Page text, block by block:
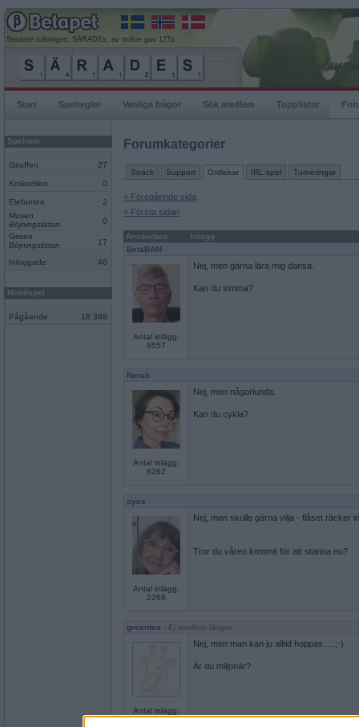
Senaste rullningen, SÄRADEs, av trulsie gav 127p
Start Spelregler Vanliga frågor Sök medlem Topplistor
Spelrum
Giraffen 27
Krokodilen 0
Elefanten
2
Musen
Böjningslistan
0
Grisen
Böjningslistan
17
Inloggade 46
Mobilspel
Pågående 18 388
Forumkategorier
Snack Support Ordlekar IRL-spel Turneringar
« Föregående sida
« Första sidan
Användare
Inlägg
BetaBAM
Antal inlägg:
8557
Nej, men gärna lära mig dansa.
Kan du simma?
Norah
Antal inlägg:
8262
Nej, men någorlunda.
Kan du cykla?
oyes
Antal inlägg:
2266
Nej, men skulle gärna vilja - flåset räcker
Tror du våren kommit för att stanna nu?
greentea - Ej medlem längre
Antal inlägg:
1033
Nej, men man kan ju alltid hoppas.....;-)
Är du miljonär?